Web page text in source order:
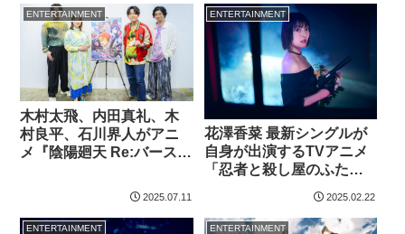
ENTERTAINMENT
木村太飛、内田真礼、木
村良平、石川界人がアニ
メ『陰陽廻天 Re:バース』
【インタビュー】
2025.07.11
ENTERTAINMENT
花澤香菜 最新シングルが
自身が出演するTVアニメ
「忍者と殺し屋のふたり
2025.02.22
ENTERTAINMENT ENTERTAINMENT